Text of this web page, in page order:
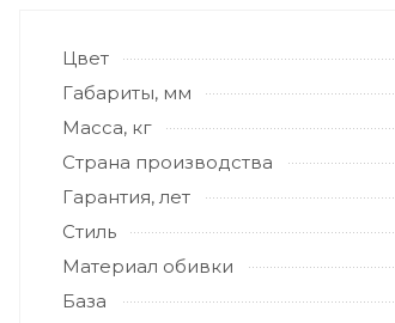
Цвет
Габариты, мм
Масса, кг
Страна производства
Гарантия, лет
Стиль
Материал обивки
База